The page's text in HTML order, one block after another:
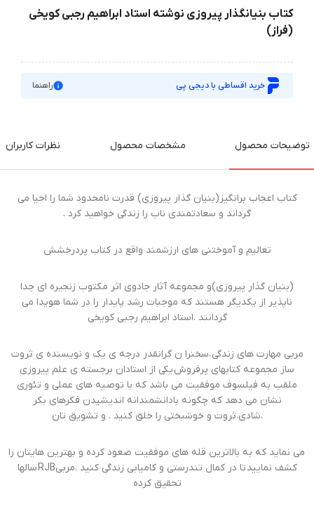
کتاب بنیانگذار پیروزی نوشته استاد ابراهیم رجبی کویخی
(فراز)
خرید اقساطی با دیجی پی راهنما
توضیحات محصول مشخصات محصول نظرات کاربران
کتاب اعجاب برانگیز (بنیان گذار پیروزی) قدرت نامحدود شما را احیا می
گرداند و سعادتمندی ناب را زندگی خواهید کرد .
تعالیم و آموختنی های ارزشمند واقع در کتاب پردرخشش
(بنیان گذار پیروزی)و مجموعه آثار جادوی اثر مکتوب زنجیره ای جدا
ناپذیر از یکدیگر هستند که موجبات رشد پایدار را در شما هویدا می
گردانند .استاد ابراهیم رجبی کویخی
مربی مهارت های زندگی ،سخنرا ن گرانقدر درجه ی یک و نویسنده ی ثروت
ساز مجموعه کتابهای پرفروش یکی از استادان برجسته ی علم پیروزی
ملقب به فیلسوف موفقیت می باشد که با توصیه های عملی و تئوری
نشان می دهد که چگونه بادانشمندانه اندیشیدن فکرهای بکر
،شادی،ثروت و خوشبختی را خلق کنید . و تشویق تان
می نماید که به بالاترین قله های موفقیت صعود کرده و بهترین هایتان را
کشف نمایید تا در کمال تندرستی و کامیابی زندگی کنید .مربیRJB سالها
تحقیق کرده